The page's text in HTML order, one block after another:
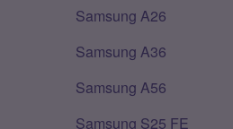
Samsung A26
Samsung A36
Samsung A56
Samsung S25 FE